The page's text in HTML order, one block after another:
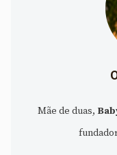
Mãe de duas,